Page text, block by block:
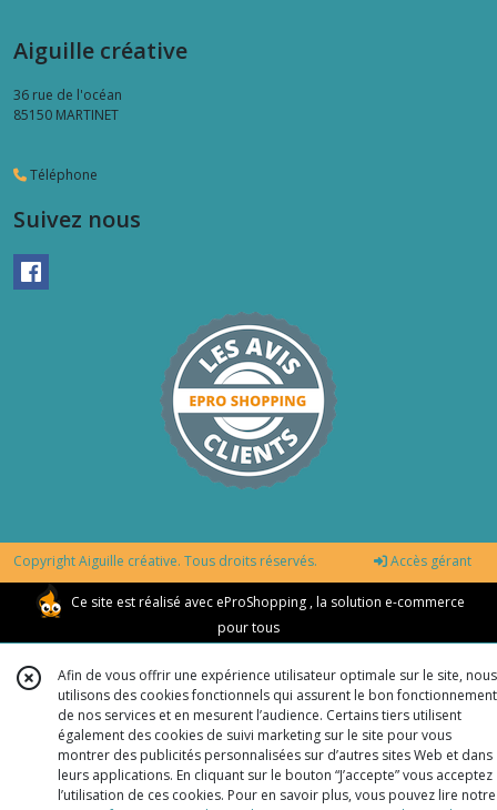
Aiguille créative
36 rue de l'océan
85150 MARTINET
Téléphone
Suivez nous
Copyright Aiguille créative. Tous droits réservés. Accès gérant
Ce site est réalisé avec eProShopping, la solution e-commerce
pour tous
Afin de vous offrir une expérience utilisateur optimale sur le site, nous
utilisons des cookies fonctionnels qui assurent le bon fonctionnement
de nos services et en mesurent l’audience. Certains tiers utilisent
également des cookies de suivi marketing sur le site pour vous
montrer des publicités personnalisées sur d’autres sites Web et dans
leurs applications. En cliquant sur le bouton “J’accepte” vous acceptez
l’utilisation de ces cookies. Pour en savoir plus, vous pouvez lire notre